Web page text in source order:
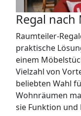
Regal
Raumteiler-
praktische
einem
Vielzahl von
beliebten Wahl
Wohnräumen
sie Funktion und